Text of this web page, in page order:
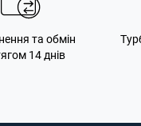
та обмін
14 днів